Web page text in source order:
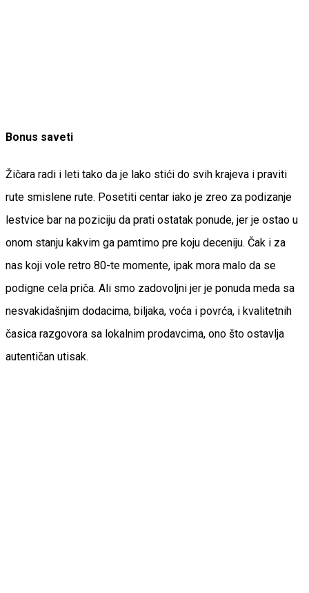
Bonus saveti
Žičara radi i leti tako da je lako stići do svih krajeva i praviti
rute smislene rute. Posetiti centar iako je zreo za podizanje
lestvice bar na poziciju da prati ostatak ponude, jer je ostao u
onom stanju kakvim ga pamtimo pre koju deceniju. Čak i za
nas koji vole retro 80-te momente, ipak mora malo da se
podigne cela priča. Ali smo zadovoljni jer je ponuda meda sa
nesvakidašnjim dodacima, biljaka, voća i povrća, i kvalitetnih
časica razgovora sa lokalnim prodavcima, ono što ostavlja
autentičan utisak.